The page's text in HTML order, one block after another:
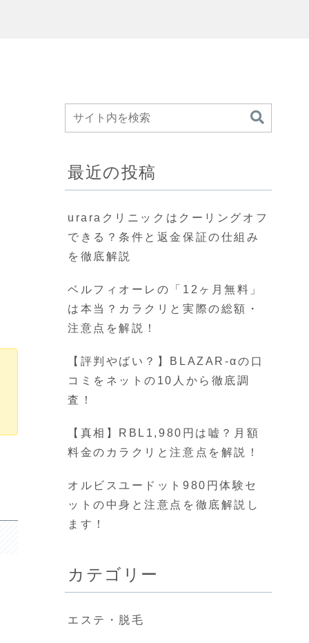
最近の投稿
uraraクリニックはクーリングオフ
できる？条件と返金保証の仕組み
を徹底解説
ベルフィオーレの「12ヶ月無料」
は本当？カラクリと実際の総額・
注意点を解説！
【評判やばい？】BLAZAR-αの口
コミをネットの10人から徹底調
査！
【真相】RBL1,980円は嘘？月額
料金のカラクリと注意点を解説！
オルビスユードット980円体験セ
ットの中身と注意点を徹底解説し
ます！
カテゴリー
エステ・脱毛